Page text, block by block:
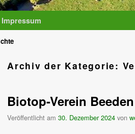
Impressum
Archiv der Kategorie:
Biotop-Verein Beeden
Veröffentlicht am 30. Dezember 2024 von